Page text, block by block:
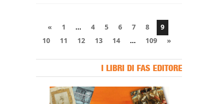
« 1 … 4 5 6 7 8
9
10
11 12 13 14 … 109 »
I LIBRI DI FAS EDITORE